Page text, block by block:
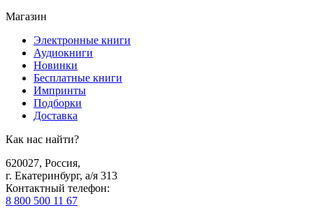
Магазин
Электронные книги
Аудиокниги
Новинки
Бесплатные книги
Импринты
Подборки
Доставка
Как нас найти?
620027, Россия,
г. Екатеринбург, а/я 313
Контактный телефон:
8 800 500 11 67